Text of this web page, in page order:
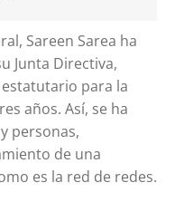
Sareen Sarea ha
Junta Directiva,
para la
años. Así, se ha
personas,
de una
es la red de redes.